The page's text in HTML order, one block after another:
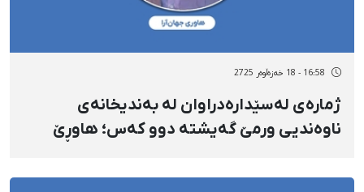
16:58 - 18 خەزەڵوەر 2725
ژمارەی لەسێدارەدراوان لە بەندیخانەی
ناوەندیی ورمێ گەیشتە دوو کەس؛ هاوڕێ